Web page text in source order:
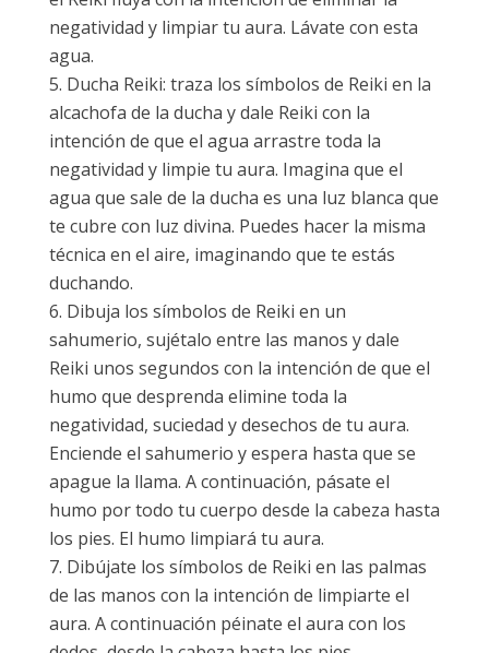
negatividad y limpiar tu aura. Lávate con esta
agua.
Ducha Reiki: traza los símbolos de Reiki en la
alcachofa de la ducha y dale Reiki con la
intención de que el agua arrastre toda la
negatividad y limpie tu aura. Imagina que el
agua que sale de la ducha es una luz blanca que
te cubre con luz divina. Puedes hacer la misma
técnica en el aire, imaginando que te estás
duchando.
Dibuja los símbolos de Reiki en un
sahumerio, sujétalo entre las manos y dale
Reiki unos segundos con la intención de que el
humo que desprenda elimine toda la
negatividad, suciedad y desechos de tu aura.
Enciende el sahumerio y espera hasta que se
apague la llama. A continuación, pásate el
humo por todo tu cuerpo desde la cabeza hasta
los pies. El humo limpiará tu aura.
Dibújate los símbolos de Reiki en las palmas
de las manos con la intención de limpiarte el
aura. A continuación péinate el aura con los